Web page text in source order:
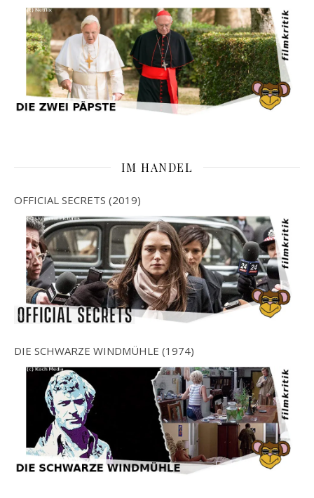
IM HANDEL
OFFICIAL SECRETS (2019)
DIE SCHWARZE WINDMÜHLE (1974)